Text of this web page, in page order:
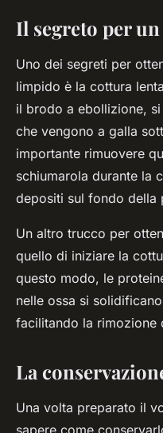
Il segreto per
Uno dei segreti per
limpido è la cottura
il brodo a ebollizione,
che vengono a galla
importante rimuovere
schiumarola durante la
depositi sul fondo della
Un altro trucco per
quello di iniziare la
questo modo, le
nelle ossa si
facilitando la rimozione
La
Una volta preparato il